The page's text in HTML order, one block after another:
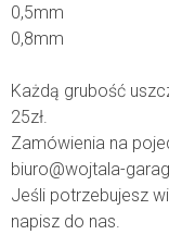
0,5mm
0,8mm
Każdą grubość
25zł.
Zamówienia na
biuro@wojtala-
Jeśli potrzebujesz
napisz do nas.